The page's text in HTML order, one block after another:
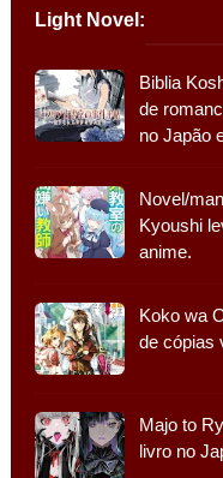
Light Novel:
Biblia
de
no Japão
Novel/
Kyoushi
anime.
Koko wa
de cópias
Majo to
livro no